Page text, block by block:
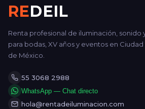
REDEIL
Renta profesional de iluminación, sonido
para bodas, XV años y eventos en
de México.
55 3068 2988
WhatsApp — Chat directo
hola@rentadeiluminacion.com